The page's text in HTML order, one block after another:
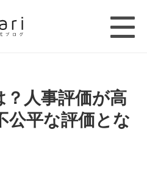
？人事評価が高
公平な評価とな